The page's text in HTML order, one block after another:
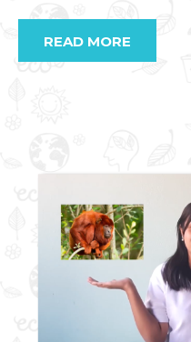
READ MORE